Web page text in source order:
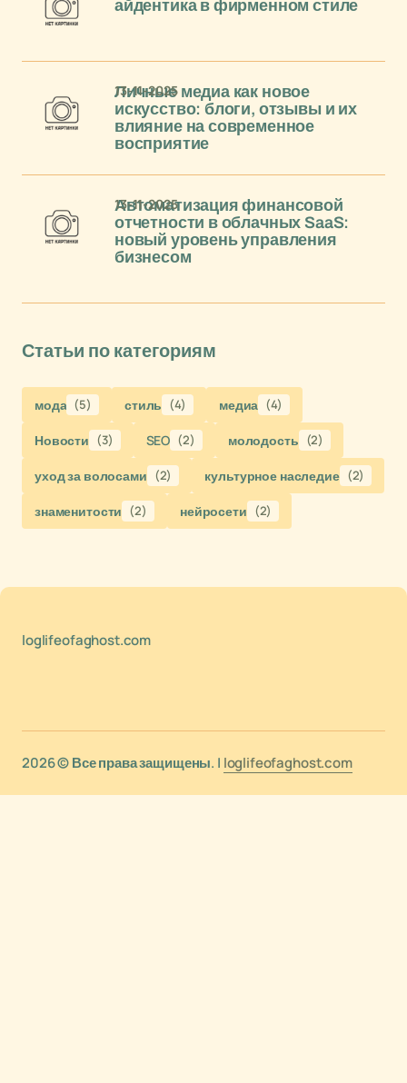
айдентика в фирменном стиле
Личные медиа как новое
искусство: блоги, отзывы и их
влияние на современное
восприятие
13-11-2025
Автоматизация финансовой
отчетности в облачных SaaS:
новый уровень управления
бизнесом
13-11-2025
Статьи по категориям
мода (5) стиль (4) медиа (4)
Новости (3) SEO (2) молодость (2)
уход за волосами (2) культурное наследие (2)
знаменитости (2) нейросети (2)
loglifeofaghost.com
2026 © Все права защищены. | loglifeofaghost.com